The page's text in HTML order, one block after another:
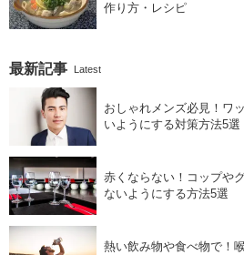
作り方・レシピ
最新記事 Latest
おしゃれメンズ必見！ワ
いようにする対策方法5選
赤くならない！コップや
ないようにする方法5選
熱い飲み物や食べ物で！